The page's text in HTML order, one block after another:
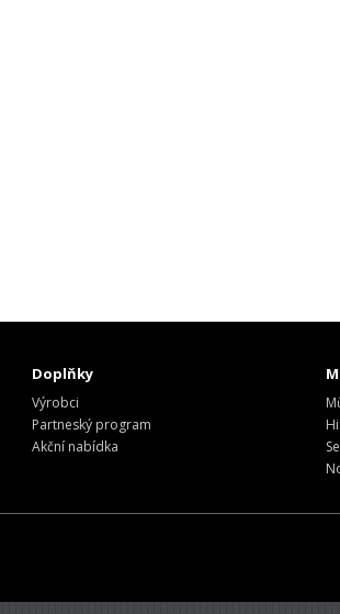
Doplňky
Výrobci
Partneský program
Akční nabídka